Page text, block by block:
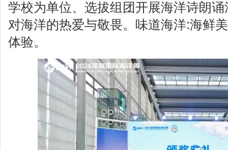
学校为单位、选拔组团开展海洋诗朗
对海洋的热爱与敬畏。味道海洋:海鲜
体验。